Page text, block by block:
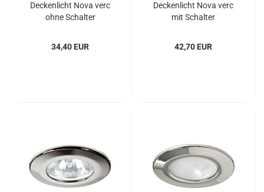
De­cken­licht Nova verc
ohne Schal­ter
34,40 EUR
De­cken­licht Nova verc
mit Schal­ter
42,70 EUR